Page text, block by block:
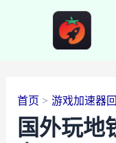
首页 游戏加速器
国外玩地